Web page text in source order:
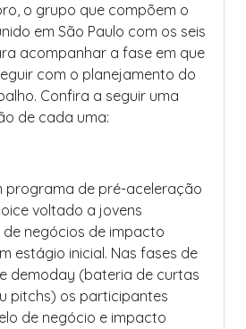
o grupo que compõem o
em São Paulo com os seis
acompanhar a fase em que
com o planejamento do
Confira a seguir uma
de cada uma:
programa de pré-aceleração
voltado a jovens
negócios de impacto
estágio inicial. Nas fases de
demoday (bateria de curtas
pitchs) os participantes
de negócio e impacto